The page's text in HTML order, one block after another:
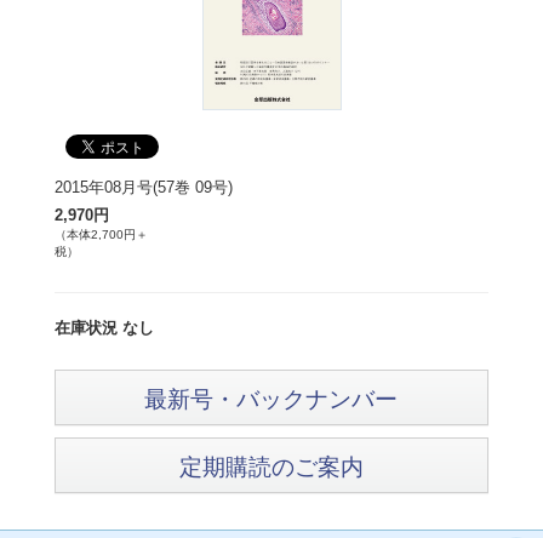
2015年08月号(57巻 09号)
2,970円
（本体2,700円＋
税）
在庫状況 なし
最新号・バックナンバー
定期購読のご案内